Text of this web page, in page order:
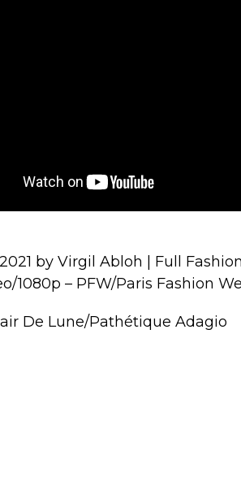
by Virgil Abloh | Full
1080p – PFW/Paris Fashion
De Lune/Pathétique Adagio